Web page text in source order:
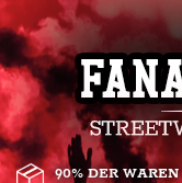
90% DER WAREN